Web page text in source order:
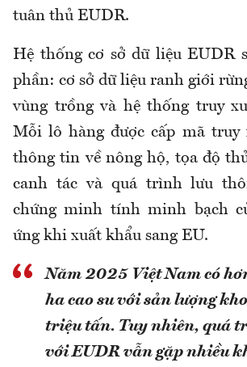
tuân thủ EUDR.
Hệ thống cơ sở dữ liệu EUDR
phần: cơ sở dữ liệu ranh giới
vùng trồng và hệ thống truy
Mỗi lô hàng được cấp mã truy
thông tin về nông hộ, tọa độ
canh tác và quá trình lưu
chứng minh tính minh bạch
ứng khi xuất khẩu sang EU.
Năm 2025 Việt Nam có
ha cao su với sản lượng
triệu tấn. Tuy nhiên, quá
với EUDR vẫn gặp nhiều